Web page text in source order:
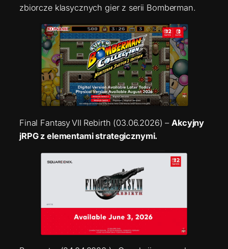
zbiorcze klasycznych gier z serii Bomberman.
Final Fantasy VII Rebirth (03.06.2026) –Akcyjny
jRPG z elementami strategicznymi.